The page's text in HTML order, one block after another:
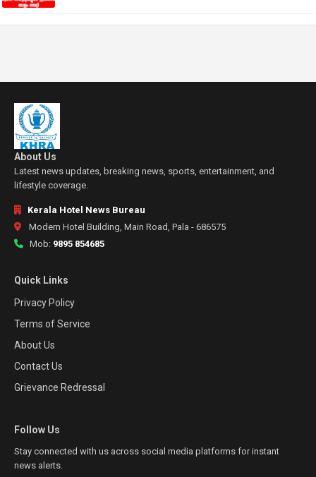
About Us
Latest news updates, breaking news, sports, entertainment, and
lifestyle coverage.
Kerala Hotel News Bureau
Modern Hotel Building, Main Road, Pala - 686575
Mob: 9895 854685
Quick Links
Privacy Policy
Terms of Service
About Us
Contact Us
Grievance Redressal
Follow Us
Stay connected with us across social media platforms for instant
news alerts.